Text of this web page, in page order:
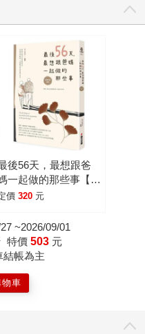
後56天，最想跟爸
一起做的那些事【全
封面改版】
價 320 元
~2026/09/01
特價 503 元
帳為主
物車